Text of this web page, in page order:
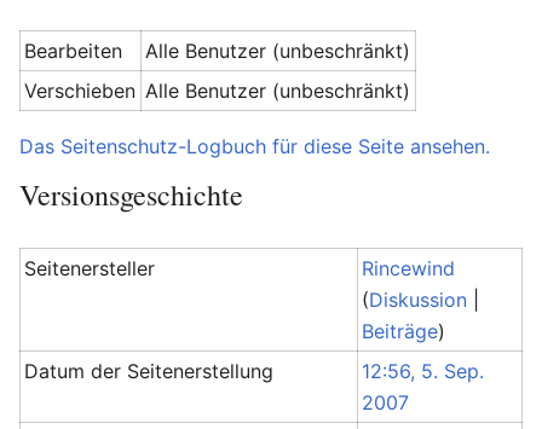
Bearbeiten
Alle Benutzer (unbeschränkt)
Verschieben Alle Benutzer (unbeschränkt)
Das Seitenschutz-Logbuch für diese Seite ansehen.
Versionsgeschichte
Seitenersteller
Rincewind
(Diskussion
Beiträge)
Datum der Seitenerstellung
12:56, 5. Sep.
2007